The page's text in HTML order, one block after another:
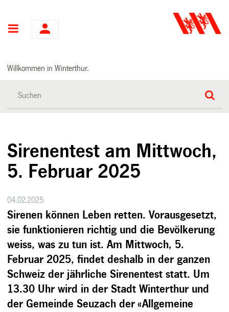
Hauptnavigation
Willkommen in Winterthur.
Sirenentest am Mittwoch,
5. Februar 2025
04.02.2025
Sirenen können Leben retten. Vorausgesetzt,
sie funktionieren richtig und die Bevölkerung
weiss, was zu tun ist. Am Mittwoch, 5.
Februar 2025, findet deshalb in der ganzen
Schweiz der jährliche Sirenentest statt. Um
13.30 Uhr wird in der Stadt Winterthur und
der Gemeinde Seuzach der «Allgemeine